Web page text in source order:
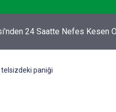
BAŞKENTİ KONYA'DA
telsizdeki paniği